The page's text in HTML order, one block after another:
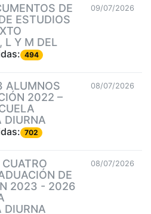
DE
ESTUDIOS
L Y M DEL
494
09/07/2026
ALUMNOS
2022 –
DIURNA
702
08/07/2026
DE
2023 - 2026
DIURNA
08/07/2026